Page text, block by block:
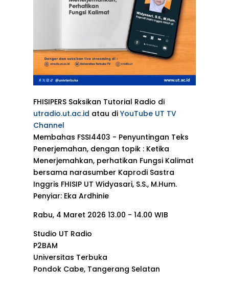
FHISIPERS Saksikan Tutorial Radio di
utradio.ut.ac.id atau di YouTube UT TV
Channel
Membahas FSSI4403 - Penyuntingan Teks
Penerjemahan, dengan topik : Ketika
Menerjemahkan, perhatikan Fungsi Kalimat
bersama narasumber Kaprodi Sastra
Inggris FHISIP UT Widyasari, S.S., M.Hum.
Penyiar: Eka Ardhinie
Rabu, 4 Maret 2026 13.00 - 14.00 WIB
Studio UT Radio
P2BAM
Universitas Terbuka
Pondok Cabe, Tangerang Selatan